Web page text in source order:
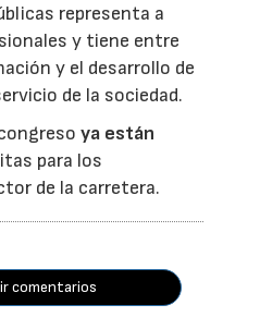
representa a
y tiene entre
y el desarrollo de
de la sociedad.
ya están
para los
de la carretera.
comentarios